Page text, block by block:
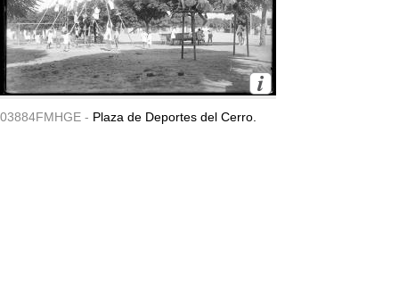
03884FMHGE - Plaza de Deportes del Cerro.